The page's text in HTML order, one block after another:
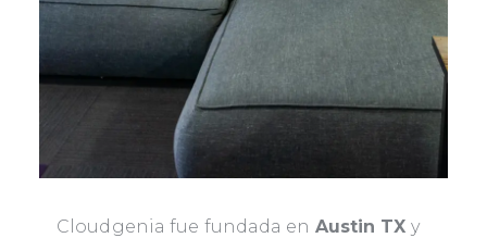
Cloudgenia fue fundada en Austin TX y